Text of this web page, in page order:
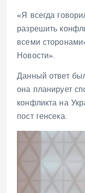
«Я всегда
разрешить
всеми
Новости».
Данный ответ
она планирует
конфликта на
пост генсека.